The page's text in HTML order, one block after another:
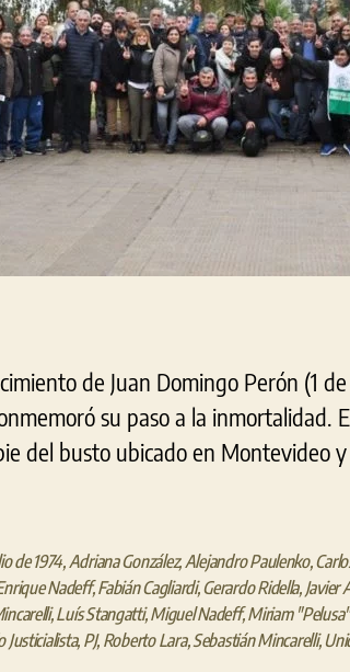
de Juan Domingo Perón (1
su paso a la inmortalidad.
del busto ubicado en Montevideo y
de 1974, Adriana González, Alejandro Paulenko,
Nadeff,Fabián Cagliardi,Gerardo Ridella, Javier
,Luís Stangatti,Miguel Nadeff,Miriam
Justicialista, PJ, Roberto Lara,Sebastián Mincarelli,